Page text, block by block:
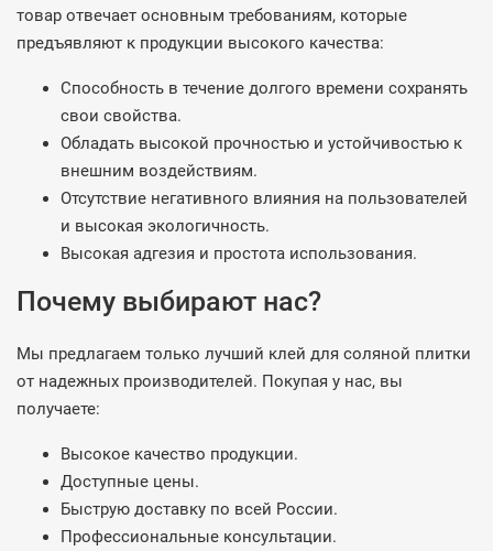
товар отвечает основным требованиям, которые
предъявляют к продукции высокого качества:
Способность в течение долгого времени сохранять
свои свойства.
Обладать высокой прочностью и устойчивостью к
внешним воздействиям.
Отсутствие негативного влияния на пользователей
и высокая экологичность.
Высокая адгезия и простота использования.
Почему выбирают нас?
Мы предлагаем только лучший клей для соляной плитки
от надежных производителей. Покупая у нас, вы
получаете:
Высокое качество продукции.
Доступные цены.
Быструю доставку по всей России.
Профессиональные консультации.